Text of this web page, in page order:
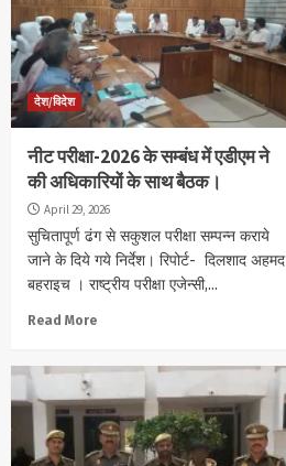
देश/विदेश
नीट परीक्षा-2026 के सम्बंध में एडीएम ने
की अधिकारियों के साथ बैठक।
April 29, 2026
सुचितापूर्ण ढंग से सकुशल परीक्षा सम्पन्न कराये
जाने के दिये गये निर्देश। रिपोर्ट- दिलशाद अहमद
बहराइच । राष्ट्रीय परीक्षा एजेन्सी,...
Read More